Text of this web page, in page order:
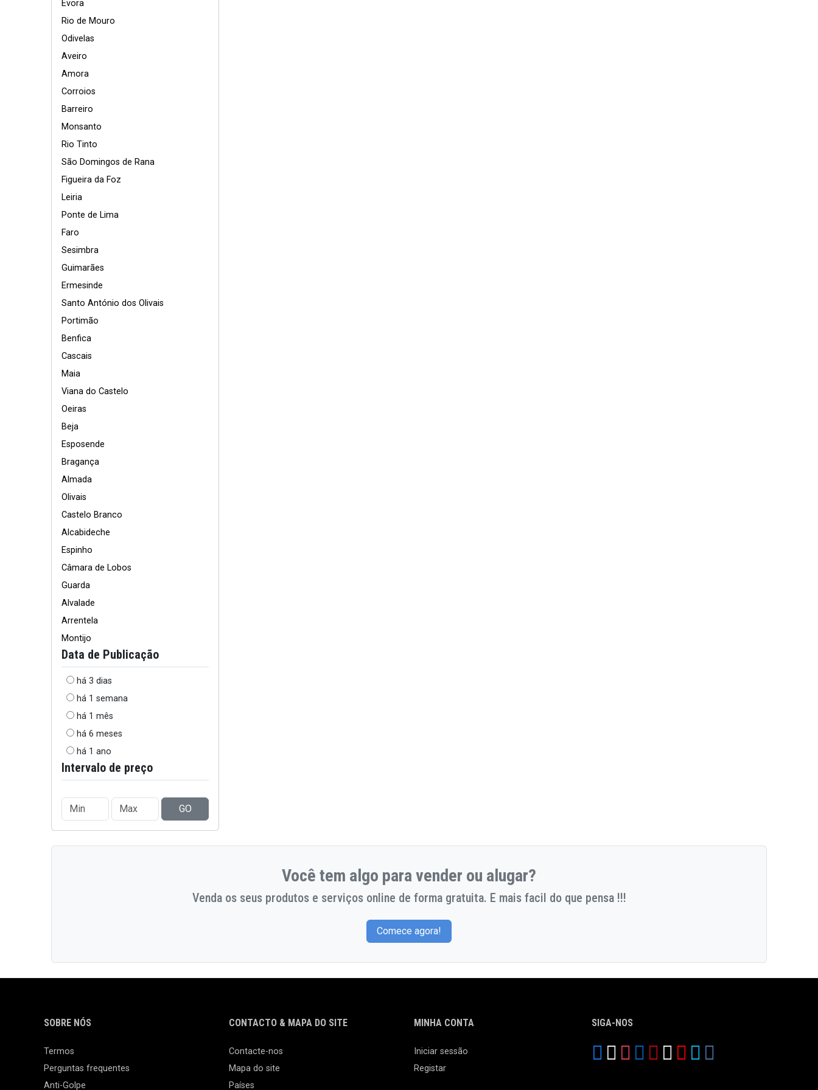
Évora
Rio de Mouro
Odivelas
Aveiro
Amora
Corroios
Barreiro
Monsanto
Rio Tinto
São Domingos de Rana
Figueira da Foz
Leiria
Ponte de Lima
Faro
Sesimbra
Guimarães
Ermesinde
Santo António dos Olivais
Portimão
Benfica
Cascais
Maia
Viana do Castelo
Oeiras
Beja
Esposende
Bragança
Almada
Olivais
Castelo Branco
Alcabideche
Espinho
Câmara de Lobos
Guarda
Alvalade
Arrentela
Montijo
Data de Publicação
há 3 dias
há 1 semana
há 1 mês
há 6 meses
há 1 ano
Intervalo de preço
GO
Você tem algo para vender ou alugar?
Venda os seus produtos e serviços online de forma gratuita. E mais facil do que pensa !!!
Comece agora!
SOBRE NÓS
Termos
Perguntas frequentes
Anti-Golpe
CONTACTO & MAPA DO SITE
Contacte-nos
Mapa do site
Países
MINHA CONTA
Iniciar sessão
Registar
SIGA-NOS